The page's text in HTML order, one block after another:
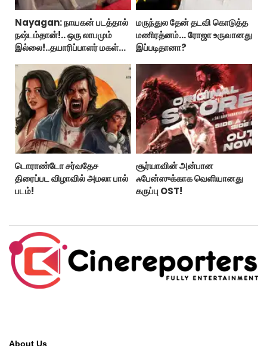
Nayagan: நாயகன் படத்தால்
நஷ்டம்தான்!.. ஒரு லாபமும்
இல்லை!..தயாரிப்பாளர் மகள்
மருந்துல தேன் தடவி கொடுத்த
மணிரத்னம்... ரோஜா உருவானது
இப்படிதானா?
டொராண்டோ சர்வதேச
திரைப்பட விழாவில் அமலா பால்
படம்!
சூர்யாவின் அன்பான
ஃபேன்ஸுக்காக வெளியானது
கருப்பு OST!
About Us